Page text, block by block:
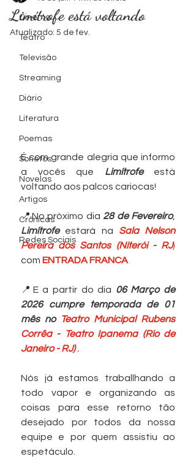
Série TV
Série TV
Série TV
Série TV
levam as
Ondas
Cinema
Cinema
Cinema
Foto by
Zacky
Barreto
Série TV
Série TV
Série TV
Série TV
levam as
Ondas
Cinema
Cinema
Cinema
Foto by
Zacky
Barreto
Cinema
Teatro
Televisão
Streaming
Diário
Literatura
Poemas
Sonetos
Novelas
Artigos
Crônicas
Redes Sociais
Limítrofe está voltando
Atualizado: 5 de fev.
É com grande alegria que informo
a vocês que Limítrofe está
voltando aos palcos cariocas!
📍No próximo dia 28 de Fevereiro
Limítrofe estará na Sala Nelson
Pereira dos Santos (Niterói - RJ)
com ENTRADA FRANCA
📍E a partir do dia 06 Março de
2026 cumpre temporada de 01
mês no Teatro Municipal Rubens
Corrêa - Teatro Ipanema (Rio de
Janeiro - RJ) .
Nós já estamos traballhando a
todo vapor e organizando as
coisas para esse retorno tão
desejado por todos da nossa
equipe e por quem assistiu ao
espetáculo.